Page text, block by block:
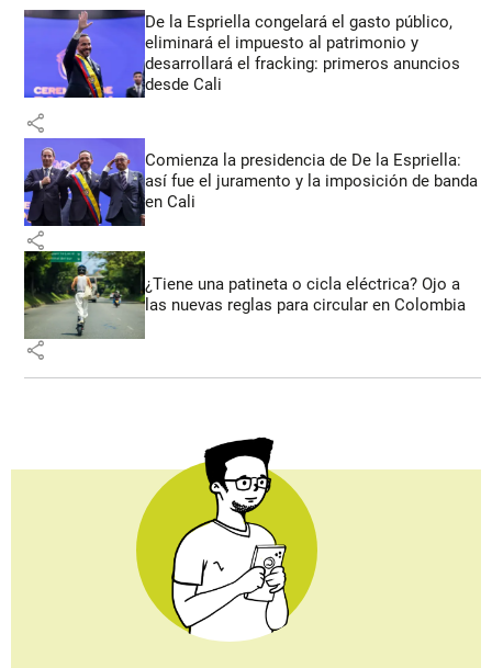
De la Espriella congelará el gasto público,
eliminará el impuesto al patrimonio y
desarrollará el fracking: primeros anuncios
desde Cali
share
Comienza la presidencia de De la Espriella:
así fue el juramento y la imposición de banda
en Cali
share
¿Tiene una patineta o cicla eléctrica? Ojo a
las nuevas reglas para circular en Colombia
share